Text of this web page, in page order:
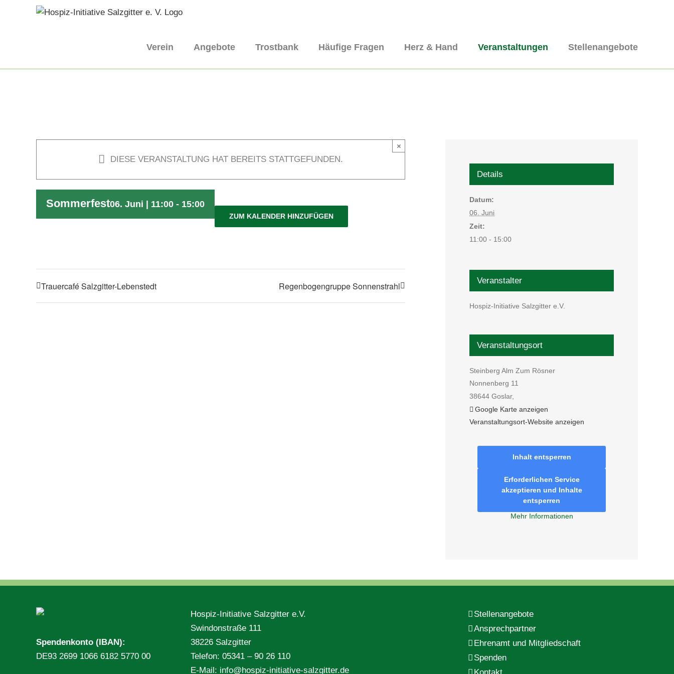
Verein Angebote Trostbank Häufige Fragen Herz & Hand Veranstaltungen Stellenangebote
DIESE VERANSTALTUNG HAT BEREITS STATTGEFUNDEN.
×
Sommerfest06. Juni | 11:00 - 15:00
ZUM KALENDER HINZUFÜGEN
Trauercafé Salzgitter-Lebenstedt Regenbogengruppe Sonnenstrahl
Details
Datum:
06. Juni
Zeit:
11:00 - 15:00
Veranstalter
Hospiz-Initiative Salzgitter e.V.
Veranstaltungsort
Steinberg Alm Zum Rösner
Nonnenberg 11
38644 Goslar,
Google Karte anzeigen
Veranstaltungsort-Website anzeigen
Inhalt entsperren
Erforderlichen Service
akzeptieren und Inhalte
entsperren
Mehr Informationen
Spendenkonto (IBAN):
DE93 2699 1066 6182 5770 00
Hospiz-Initiative Salzgitter e.V.
Swindonstraße 111
38226 Salzgitter
Telefon: 05341 – 90 26 110
E-Mail: info@hospiz-initiative-salzgitter.de
Stellenangebote
Ansprechpartner
Ehrenamt und Mitgliedschaft
Spenden